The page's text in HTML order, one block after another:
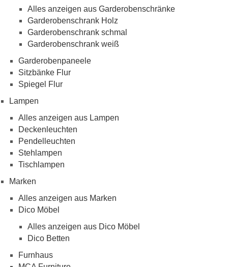
Alles anzeigen aus Garderobenschränke
Garderobenschrank Holz
Garderobenschrank schmal
Garderobenschrank weiß
Garderobenpaneele
Sitzbänke Flur
Spiegel Flur
Lampen
Alles anzeigen aus Lampen
Deckenleuchten
Pendelleuchten
Stehlampen
Tischlampen
Marken
Alles anzeigen aus Marken
Dico Möbel
Alles anzeigen aus Dico Möbel
Dico Betten
Furnhaus